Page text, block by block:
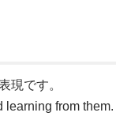
現です。
from